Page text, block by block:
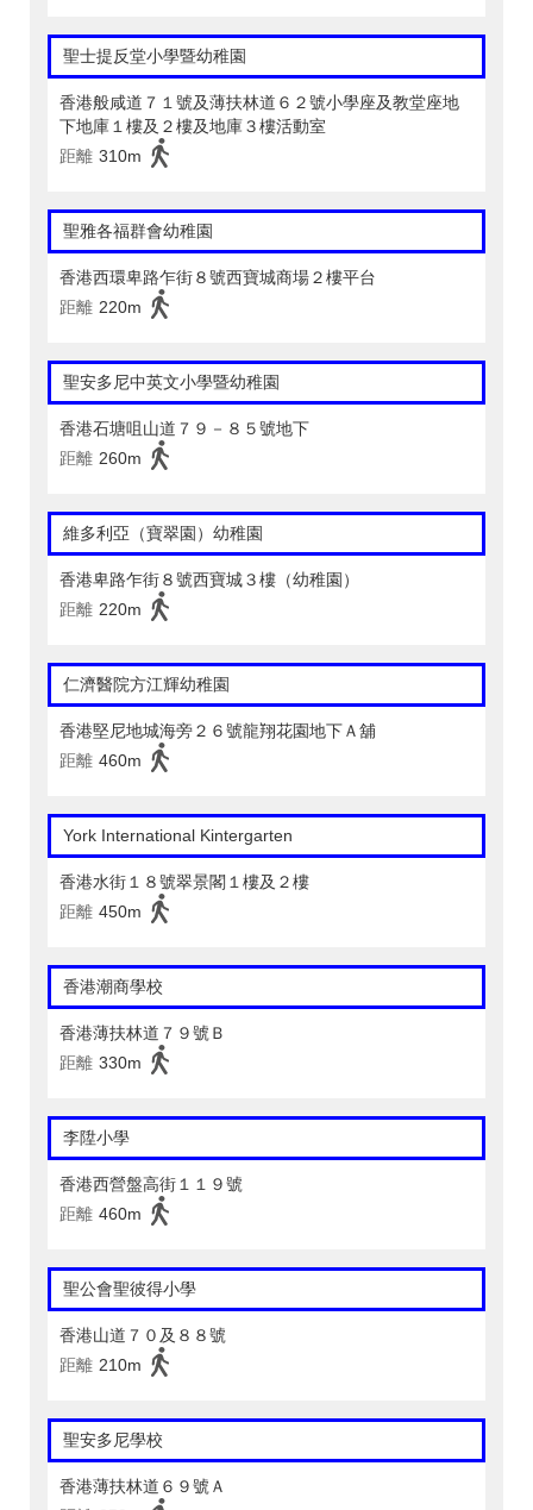
聖士提反堂小學暨幼稚園
香港般咸道７１號及薄扶林道６２號小學座及教堂座地
下地庫１樓及２樓及地庫３樓活動室
距離 310m
聖雅各福群會幼稚園
香港西環卑路乍街８號西寶城商場２樓平台
距離 220m
聖安多尼中英文小學暨幼稚園
香港石塘咀山道７９－８５號地下
距離 260m
維多利亞（寶翠園）幼稚園
香港卑路乍街８號西寶城３樓（幼稚園）
距離 220m
仁濟醫院方江輝幼稚園
香港堅尼地城海旁２６號龍翔花園地下Ａ舖
距離 460m
York International Kintergarten
香港水街１８號翠景閣１樓及２樓
距離 450m
香港潮商學校
香港薄扶林道７９號Ｂ
距離 330m
李陞小學
香港西營盤高街１１９號
距離 460m
聖公會聖彼得小學
香港山道７０及８８號
距離 210m
聖安多尼學校
香港薄扶林道６９號Ａ